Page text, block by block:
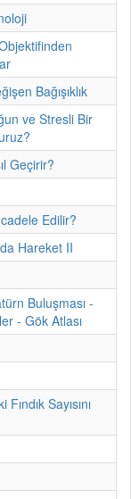
Bağışıklık
ve Stresli Bir
Geçirir?
Edilir?
Hareket II
Buluşması -
- Gök Atlası
Sayısını